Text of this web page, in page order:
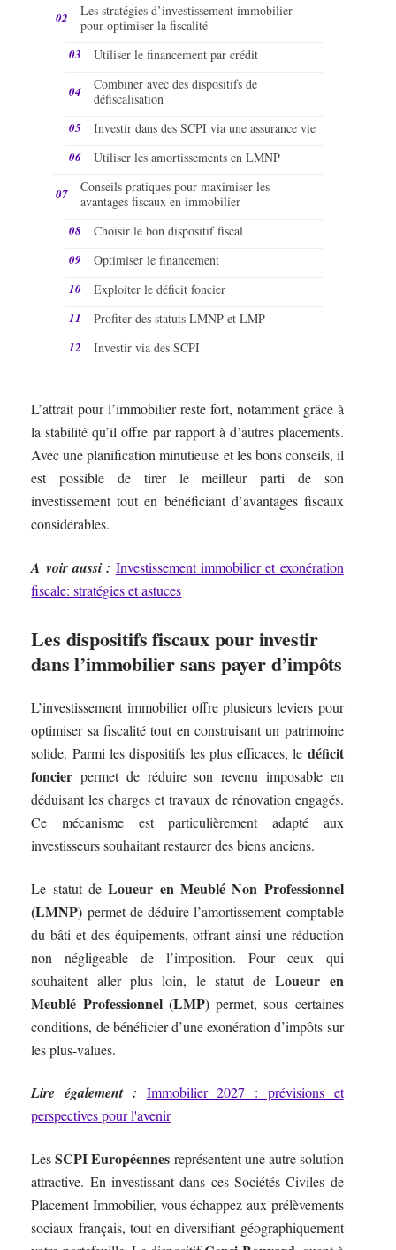
Les stratégies d’investissement immobilier
pour optimiser la fiscalité
Utiliser le financement par crédit
Combiner avec des dispositifs de
défiscalisation
Investir dans des SCPI via une assurance vie
Utiliser les amortissements en LMNP
Conseils pratiques pour maximiser les
avantages fiscaux en immobilier
Choisir le bon dispositif fiscal
Optimiser le financement
Exploiter le déficit foncier
Profiter des statuts LMNP et LMP
Investir via des SCPI
L’attrait pour l’immobilier reste fort, notamment grâce à
la stabilité qu’il offre par rapport à d’autres placements.
Avec une planification minutieuse et les bons conseils, il
est possible de tirer le meilleur parti de son
investissement tout en bénéficiant d’avantages fiscaux
considérables.
A voir aussi : Investissement immobilier et exonération
fiscale: stratégies et astuces
Les dispositifs fiscaux pour investir
dans l’immobilier sans payer d’impôts
L’investissement immobilier offre plusieurs leviers pour
optimiser sa fiscalité tout en construisant un patrimoine
solide. Parmi les dispositifs les plus efficaces, le déficit
foncier permet de réduire son revenu imposable en
déduisant les charges et travaux de rénovation engagés.
Ce mécanisme est particulièrement adapté aux
investisseurs souhaitant restaurer des biens anciens.
Le statut deLoueur en Meublé Non Professionnel
(LMNP) permet de déduire l’amortissement comptable
du bâti et des équipements, offrant ainsi une réduction
non négligeable de l’imposition. Pour ceux qui
souhaitent aller plus loin, le statut deLoueur en
Meublé Professionnel (LMP)permet, sous certaines
conditions, de bénéficier d’une exonération d’impôts sur
les plus-values.
Lire également : Immobilier 2027 : prévisions et
perspectives pour l'avenir
LesSCPI Européennes représentent une autre solution
attractive. En investissant dans ces Sociétés Civiles de
Placement Immobilier, vous échappez aux prélèvements
sociaux français, tout en diversifiant géographiquement